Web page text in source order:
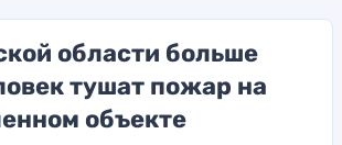
области больше
тушат пожар на
объекте